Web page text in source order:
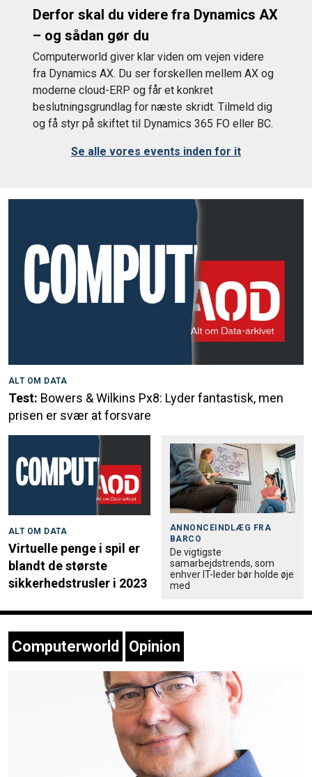
Derfor skal du videre fra Dynamics AX
– og sådan gør du
Computerworld giver klar viden om vejen videre
fra Dynamics AX. Du ser forskellen mellem AX og
moderne cloud-ERP og får et konkret
beslutningsgrundlag for næste skridt. Tilmeld dig
og få styr på skiftet til Dynamics 365 FO eller BC.
Se alle vores events inden for it
ALT OM DATA
Test: Bowers & Wilkins Px8: Lyder fantastisk, men
prisen er svær at forsvare
ALT OM DATA
Virtuelle penge i spil er
blandt de største
sikkerhedstrusler i 2023
ANNONCEINDLÆG FRA
BARCO
De vigtigste
samarbejdstrends, som
enhver IT-leder bør holde øje
med
Computerworld Opinion